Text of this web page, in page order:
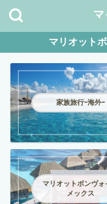
マリオット
家族旅行ｰ海外ｰ
マリオットボンヴォ
メックス